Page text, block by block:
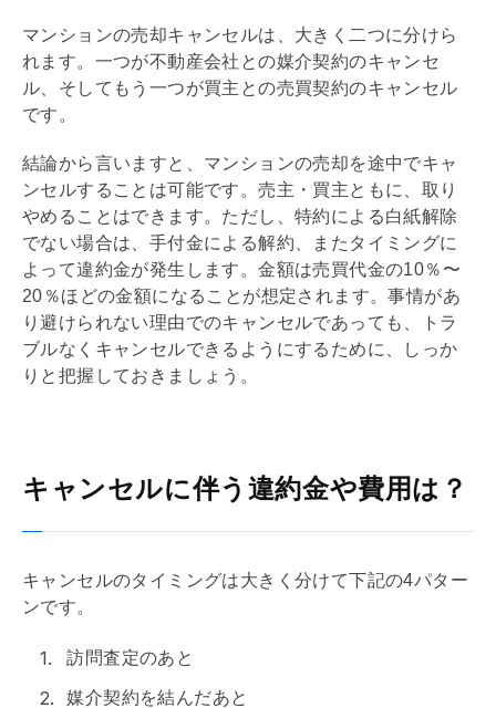
マンションの売却キャンセルは、大きく二つに分けら
れます。一つが不動産会社との媒介契約のキャンセ
ル、そしてもう一つが買主との売買契約のキャンセル
です。
結論から言いますと、マンションの売却を途中でキャ
ンセルすることは可能です。売主・買主ともに、取り
やめることはできます。ただし、特約による白紙解除
でない場合は、 手付金による解約、またタイミングに
よって違約金が発生します。金額は売買代金の10％〜
20％ほどの金額になることが想定されます。事情があ
り避けられない理由でのキャンセルであっても、トラ
ブルなくキャンセルできるようにするために、しっか
りと把握しておきましょう。
キャンセルに伴う違約金や費用は？
キャンセルのタイミングは大きく分けて下記の4パター
ンです。
訪問査定のあと
媒介契約を結んだあと